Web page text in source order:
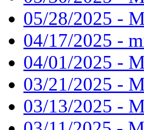
05/28/2025 -
04/17/2025 -
04/01/2025 -
03/21/2025 -
03/13/2025 -